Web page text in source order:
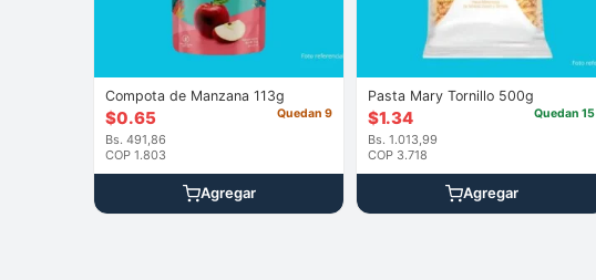
Compota de Manzana 113g
$0.65
Bs. 491,86
COP 1.803
Quedan 9
Agregar
Pasta Mary Tornillo 500g
$1.34
Bs. 1.013,99
COP 3.718
Quedan 15
Agregar